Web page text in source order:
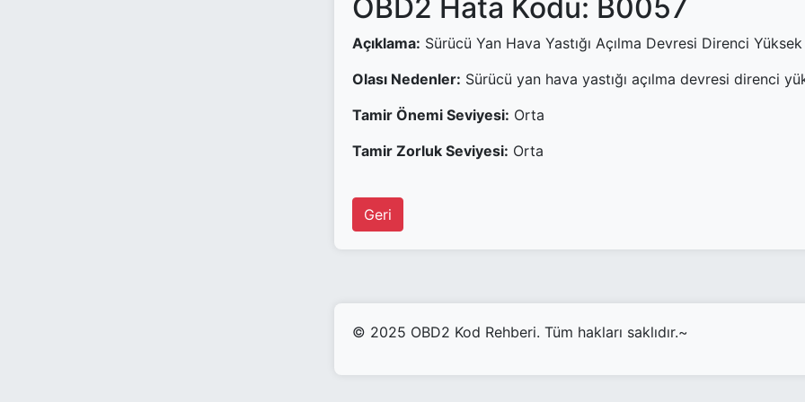
OBD2 Hata Kodu: B0057
Açıklama: Sürücü Yan Hava Yastığı Açılma Devresi Direnci Yüksek
Olası Nedenler: Sürücü yan hava yastığı açılma devresi direnci
Tamir Önemi Seviyesi: Orta
Tamir Zorluk Seviyesi: Orta
Geri
© 2025 OBD2 Kod Rehberi. Tüm hakları saklıdır.~